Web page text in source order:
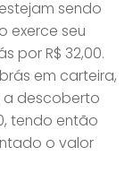
sendo
exerce seu
por R$ 32,00.
em carteira,
a descoberto
tendo então
o valor